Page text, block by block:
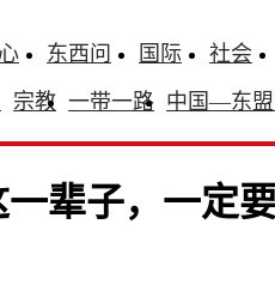
东西问 国际 社会
宗教 一带一路 中国—东盟
辈子，一定要